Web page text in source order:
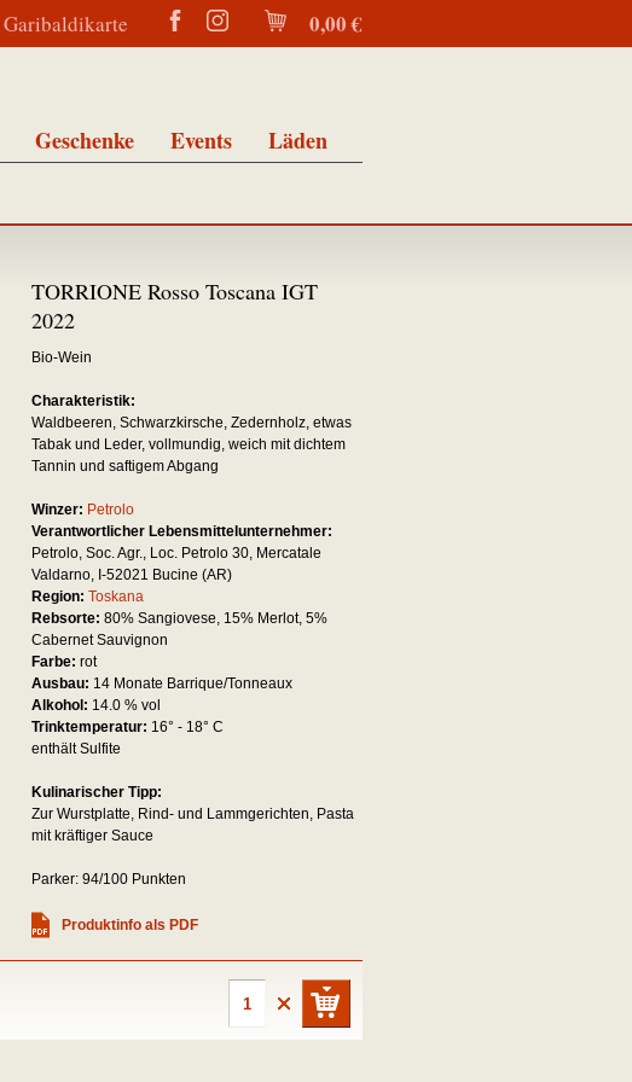
0,00 €
Garibaldikarte
Geschenke Events
Läden
TORRIONE Rosso Toscana IGT
2022
Bio-Wein
Charakteristik:
Waldbeeren, Schwarzkirsche, Zedernholz, etwas
Tabak und Leder, vollmundig, weich mit dichtem
Tannin und saftigem Abgang
Winzer: Petrolo
Verantwortlicher Lebensmittelunternehmer:
Petrolo, Soc. Agr., Loc. Petrolo 30, Mercatale
Valdarno, I-52021 Bucine (AR)
Region: Toskana
Rebsorte: 80% Sangiovese, 15% Merlot, 5%
Cabernet Sauvignon
Farbe: rot
Ausbau: 14 Monate Barrique/Tonneaux
Alkohol: 14.0 % vol
Trinktemperatur: 16° - 18° C
enthält Sulfite
Kulinarischer Tipp:
Zur Wurstplatte, Rind- und Lammgerichten, Pasta
mit kräftiger Sauce
Parker: 94/100 Punkten
Produktinfo als PDF